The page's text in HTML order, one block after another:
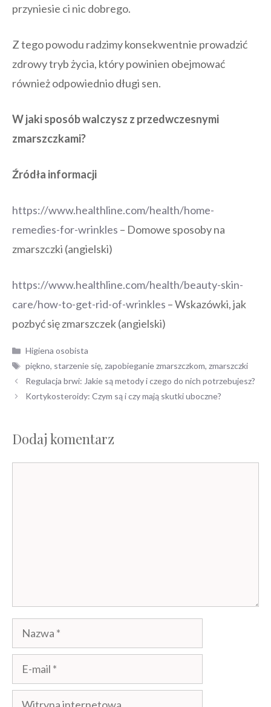
przyniesie ci nic dobrego.
Z tego powodu radzimy konsekwentnie prowadzić
zdrowy tryb życia, który powinien obejmować
również odpowiednio długi sen.
W jaki sposób walczysz z przedwczesnymi
zmarszczkami?
Źródła informacji
https://www.healthline.com/health/home-
remedies-for-wrinkles – Domowe sposoby na
zmarszczki (angielski)
https://www.healthline.com/health/beauty-skin-
care/how-to-get-rid-of-wrinkles – Wskazówki, jak
pozbyć się zmarszczek (angielski)
Kategorie
Higiena osobista
Tagi
piękno, starzenie się,zapobieganie zmarszczkom,zmarszczki
Nawigacja
wpisu
Regulacja brwi: Jakie są metody i czego do nich potrzebujesz?
Kortykosteroidy: Czym są i czy mają skutki uboczne?
Dodaj komentarz
Nazwa
mail
Witryna